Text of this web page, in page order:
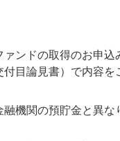
ンドの取得のお申
目論見書）で内容
機関の預貯金と異